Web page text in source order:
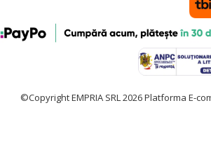
©Copyright EMPRIA SRL 2026Platforma E-